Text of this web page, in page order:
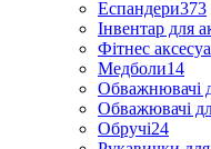
Еспандери373
Інвентар для
Фітнес
Медболи14
Обважнювачі
Обважювачі
Обручі24